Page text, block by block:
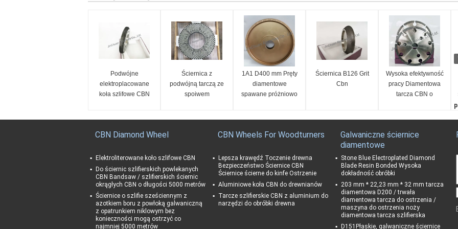
Podwójne
elektroplacowane
koła szlifowe CBN
Ściernica z
podwójną tarczą ze
spoiwem
1A1 D400 mm Pręty
diamentowe
spawane próżniowo
Ściernica B126 Grit
Cbn
Wysoka efektywność
pracy Diamentowa
tarcza CBN o
CBN Diamond Wheel
Elektroliterowane koło szlifowe CBN
Do ściernic szlifierskich powlekanych
CBN Bandsaw / szlifierskich ściernic
okrągłych CBN o długości 5000 metrów
Ściernice o szlifie sześciennym z
azotkiem boru z powłoką galwaniczną
z opatrunkiem niklowym bez
konieczności mogą ostrzyć co
najmniej 5000 metrów
CBN Wheels For Woodturners
Lepsza krawędź Toczenie drewna
Bezpieczeństwo Ściernice CBN
Ściernice ścierne do kinfe Ostrzenie
Aluminiowe koła CBN do drewnianów
Tarcze szlifierskie CBN z aluminium do
narzędzi do obróbki drewna
Galwaniczne ściernice
diamentowe
Stone Blue Electroplated Diamond
Blade Resin Bonded Wysoka
dokładność obróbki
203 mm * 22,23 mm * 32 mm tarcza
diamentowa D200 / trwała
diamentowa tarcza do ostrzenia /
maszyna do ostrzenia noży
diamentowa tarcza szlifierska
D151Płaskie, galwaniczne ściernice